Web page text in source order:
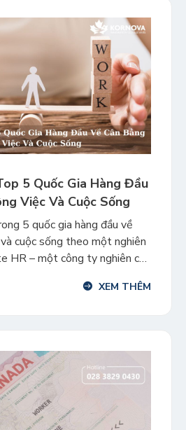
5 Quốc Gia Hàng Đầu
Việc Và Cuộc Sống
5 quốc gia hàng đầu về
cuộc sống theo một nghiên
HR – một công ty nghiên cứu
đến sự cân bằng giữa
XEM THÊM